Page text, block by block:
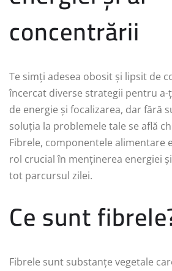
concentrării
Te simți adesea obosit și lipsit de
încercat diverse strategii pentru
de energie și focalizarea, dar fără
soluția la problemele tale se află
Fibrele, componentele alimentare
rol crucial în menținerea energiei
tot parcursul zilei.
Ce sunt
Fibrele sunt substanțe vegetale